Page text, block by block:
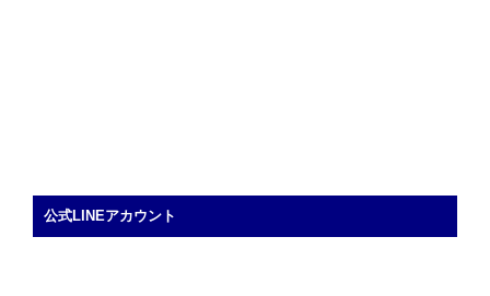
公式LINEアカウント